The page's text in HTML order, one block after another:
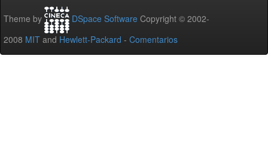
Theme by DSpace Software Copyright © 2002-
2008 MIT and Hewlett-Packard - Comentarios